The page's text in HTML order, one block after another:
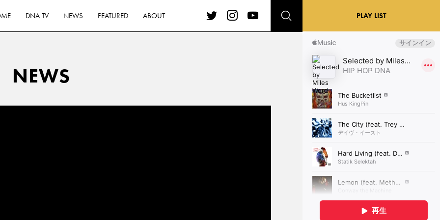
DNA TV NEWS FEATURED ABOUT
NEWS
PLAY LIST